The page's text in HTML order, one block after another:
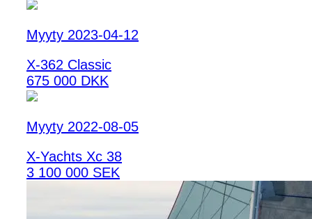
Myyty 2023-04-12
X-362 Classic
675 000 DKK
Myyty 2022-08-05
X-Yachts Xc 38
3 100 000 SEK